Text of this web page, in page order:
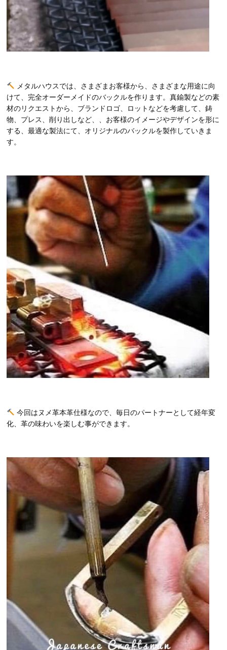
メタルハウスでは、さまざまお客様から、さまざまな用途に向
けて、完全オーダーメイドのバックルを作ります。真鍮製などの素
材のリクエストから、ブランドロゴ、ロットなどを考慮して、鋳
物、プレス、削り出しなど、、お客様のイメージやデザインを形に
する、最適な製法にて、オリジナルのバックルを製作していきま
す。
今回はヌメ革本革仕様なので、毎日のパートナーとして経年変
化、革の味わいを楽しむ事ができます。